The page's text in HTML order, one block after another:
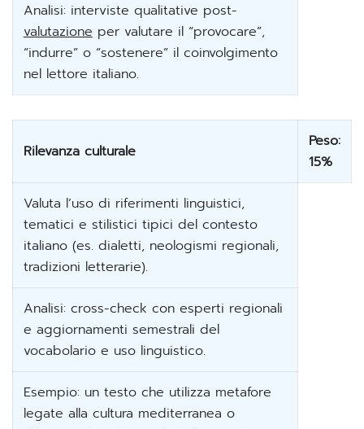
Analisi: interviste qualitative post-
valutazioneper valutare il “provocare”,
“indurre” o “sostenere” il coinvolgimento
nel lettore italiano.
Rilevanza culturale
Peso:
15%
Valuta l’uso di riferimenti linguistici,
tematici e stilistici tipici del contesto
italiano (es. dialetti, neologismi regionali,
tradizioni letterarie).
Analisi: cross-check con esperti regionali
e aggiornamenti semestrali del
vocabolario e uso linguistico.
Esempio: un testo che utilizza metafore
legate alla cultura mediterranea o